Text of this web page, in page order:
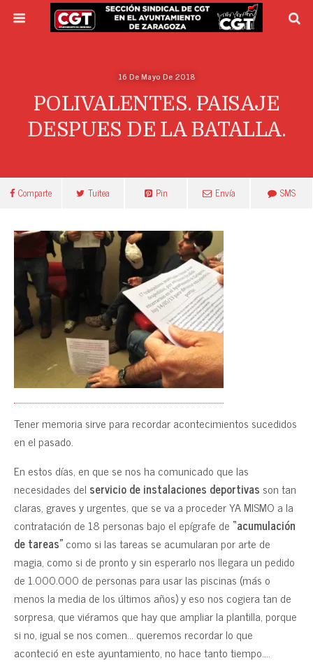
16 De Mayo De 2018
POLIVALENTES. PAISAJE
DESPUES DE LA BATALLA.
Comparte Tuitea Pin Envía SMS
Tener memoria sirve para recordar acontecimientos sucedidos
en el pasado.
En estos días, en que se nos ha comunicado que las
necesidades del servicio de instalaciones deportivas son tan
claras, graves y urgentes, que se va a proceder YA MISMO a la
contratación de 18 personas bajo el epígrafe de “acumulación
de tareas”como si las tareas se acumularan por arte de
magia, como si de pronto y sin esperarlo nos llegara un pedido
de 1.000.000 de personas para usar las piscinas (más o
menos la media de los últimos años) y eso nos cogiera tan de
sorpresa, que viéramos que hay que ampliar la plantilla, porque
si no, igual se nos comen… queremos recordar lo que
aconteció en este ayuntamiento, no hace tanto tiempo….